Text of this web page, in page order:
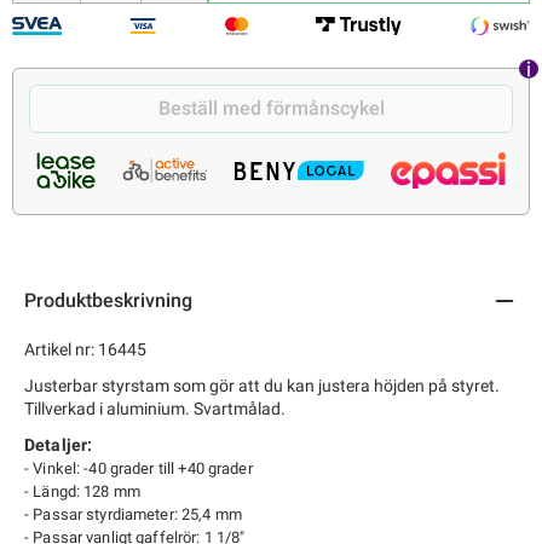
Beställ med förmånscykel
Produktbeskrivning
Artikel nr: 16445
Justerbar styrstam som gör att du kan justera höjden på styret.
Tillverkad i aluminium. Svartmålad.
Detaljer:
- Vinkel: -40 grader till +40 grader
- Längd: 128 mm
- Passar styrdiameter: 25,4 mm
- Passar vanligt gaffelrör: 1 1/8"